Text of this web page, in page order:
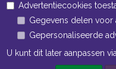
Openingstijden
Advertentiecookies
Gegevens delen voor
Gepersonaliseerde
U kunt dit later aanpassen